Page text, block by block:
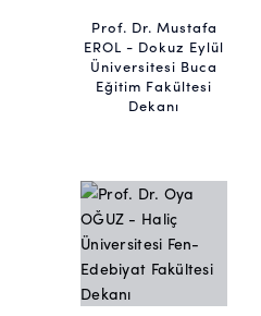
Prof. Dr. Mustafa
EROL - Dokuz Eylül
Üniversitesi Buca
Eğitim Fakültesi
Dekanı